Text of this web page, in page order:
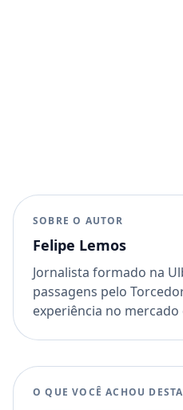
SOBRE O AUTOR
Felipe Lemos
Jornalista formado na
passagens pelo
experiência no mercado
O QUE VOCÊ ACHOU